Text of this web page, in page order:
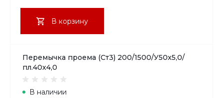
В корзину
Перемычка проема (Ст3) 200/1500/У50х5,0/
пл.40х4,0
В наличии